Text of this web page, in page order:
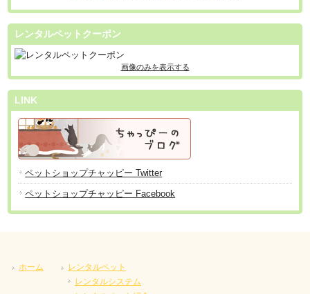
レンタルペットクーポン
画像のみを表示する
LINK
ペットショップチャッピー Twitter
ペットショップチャッピー Facebook
ホーム
レンタルペット
レンタルシステム